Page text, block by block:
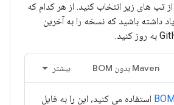
های زیر انتخاب کنید. از هر کدام که
داشته باشید که نسخه را به آخرین
Maven بدون BOM بیشتر
استفاده می کنید، این را به فایل